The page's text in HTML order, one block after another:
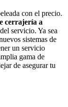
con el precio.
cerrajería a
servicio. Ya sea
sistemas de
un servicio
gama de
de asegurar tu